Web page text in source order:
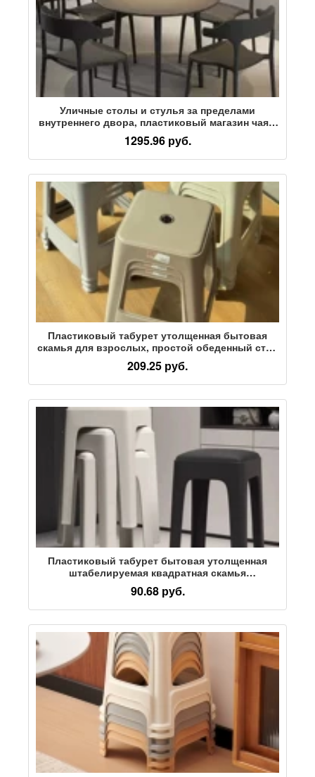
Уличные столы и стулья за пределами
внутреннего двора, пластиковый магазин чая с
молоком под открытым небом, открытый
балкон для отдыха, современные
минималистичные столы и стулья из трех
1295.96 руб.
Пластиковый табурет утолщенная бытовая
скамья для взрослых, простой обеденный стол
и стул для гостиной, нескользящий квадратный
табурет, штабелируемый табурет оптом
209.25 руб.
Пластиковый табурет бытовая утолщенная
штабелируемая квадратная скамья
современный минималистичный прочный
табурет для обеденного стола запасной
стульчик для кормления
90.68 руб.